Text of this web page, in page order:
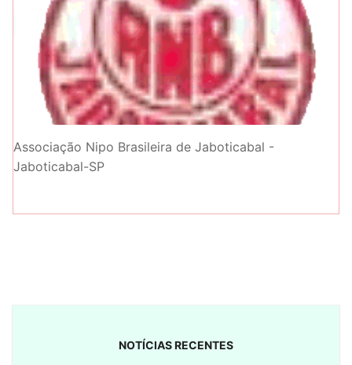
Associação Nipo Brasileira de Jaboticabal -
Jaboticabal-SP
NOTÍCIAS RECENTES